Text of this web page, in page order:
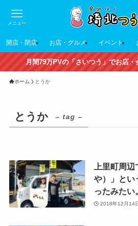
メニュー
開店・閉店 お店・グルメ イベント
月間79万PVの「さいつう」でお店・
ホーム とうか
とうか – tag –
上里町周
や）」とい
ったみたい
2018年12月14